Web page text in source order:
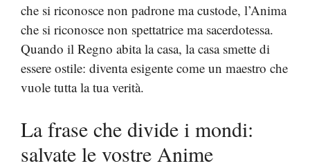
che si riconosce non padrone ma custode, l’Anima
che si riconosce non spettatrice ma sacerdotessa.
Quando il Regno abita la casa, la casa smette di
essere ostile: diventa esigente come un maestro che
vuole tutta la tua verità.
La frase che divide i mondi:
salvate le vostre Anime